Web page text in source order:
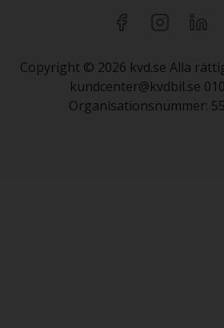
Copyright © 2026 kvd.se Alla
kundcenter@kvdbil.se
Organisationsnummer: